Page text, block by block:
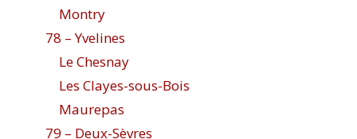
Montry
78 – Yvelines
Le Chesnay
Les Clayes-sous-Bois
Maurepas
79 – Deux-Sèvres